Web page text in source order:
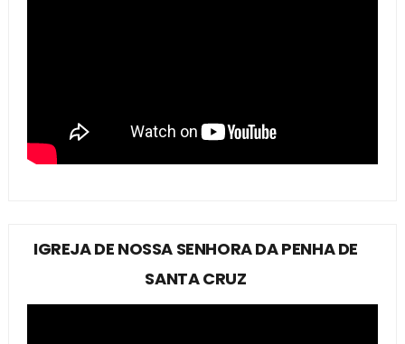
IGREJA DE NOSSA SENHORA DA PENHA DE
SANTA CRUZ